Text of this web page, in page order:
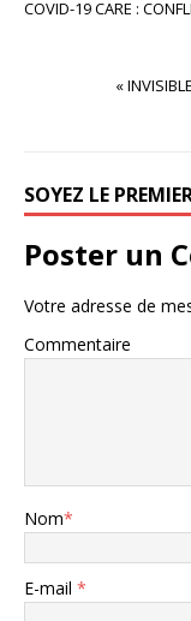
COVID-19 CARE :
«
SOYEZ LE
Poster un
Votre adresse de
Commentaire
Nom*
E-mail *